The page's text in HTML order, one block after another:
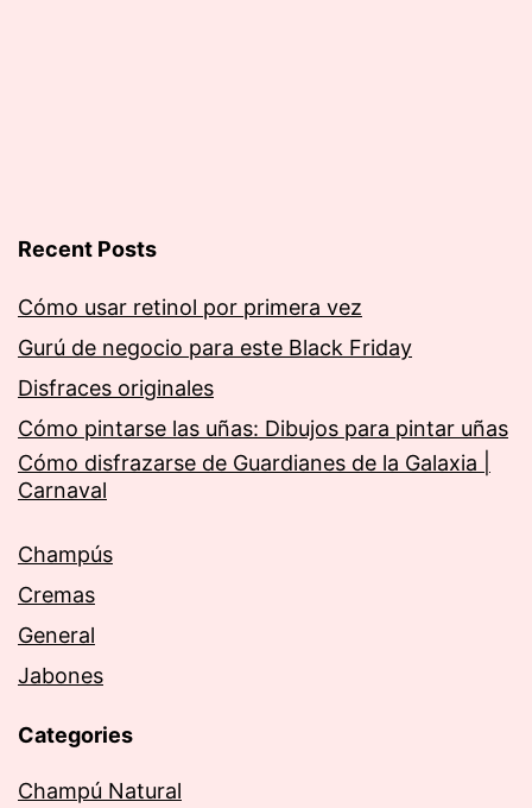
Recent Posts
Cómo usar retinol por primera vez
Gurú de negocio para este Black Friday
Disfraces originales
Cómo pintarse las uñas: Dibujos para pintar uñas
Cómo disfrazarse de Guardianes de la Galaxia |
Carnaval
Champús
Cremas
General
Jabones
Categories
Champú Natural